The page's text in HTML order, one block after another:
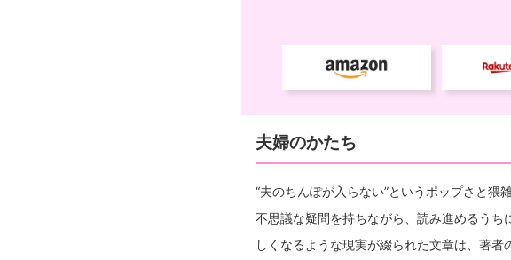
夫婦のかたち
“夫のちんぽが入らない”というポップさと猥
不思議な疑問を持ちながら、読み進めるう
しくなるような現実が綴られた文章は、著